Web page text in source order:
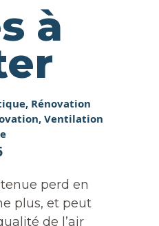
à
, Rénovation
, Ventilation
perd en
plus, et peut
de l’air